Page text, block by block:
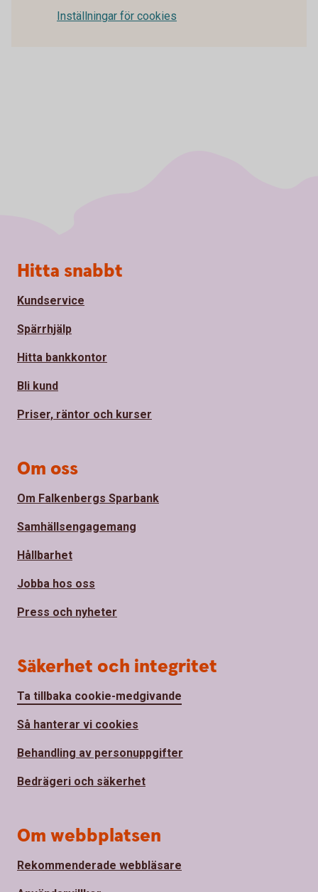
Inställningar för cookies
Sidfot
Hitta snabbt
Kundservice
Spärrhjälp
Hitta bankkontor
Bli kund
Priser, räntor och kurser
Om oss
Om Falkenbergs Sparbank
Samhällsengagemang
Hållbarhet
Jobba hos oss
Press och nyheter
Säkerhet och integritet
Ta tillbaka cookie-medgivande
Så hanterar vi cookies
Behandling av personuppgifter
Bedrägeri och säkerhet
Om webbplatsen
Rekommenderade webbläsare